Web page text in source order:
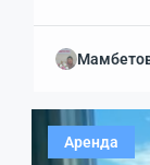
Аренда